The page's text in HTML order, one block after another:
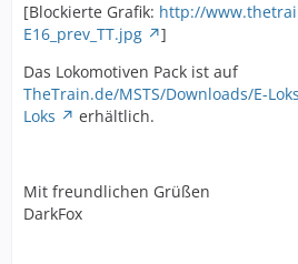
[Blockierte Grafik: http://
E16_prev_TT.jpg
]
Das Lokomotiven Pack ist auf
TheTrain.de/MSTS/Downloads/E-
Loks
erhältlich.
Mit freundlichen Grüßen
DarkFox